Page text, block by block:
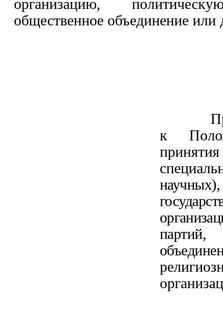
организацию,
общественное объединение
к
партий,